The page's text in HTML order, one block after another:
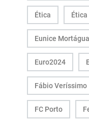
Ética
Eunice Mortágua
Euro2024
Fábio Veríssimo
FC Porto